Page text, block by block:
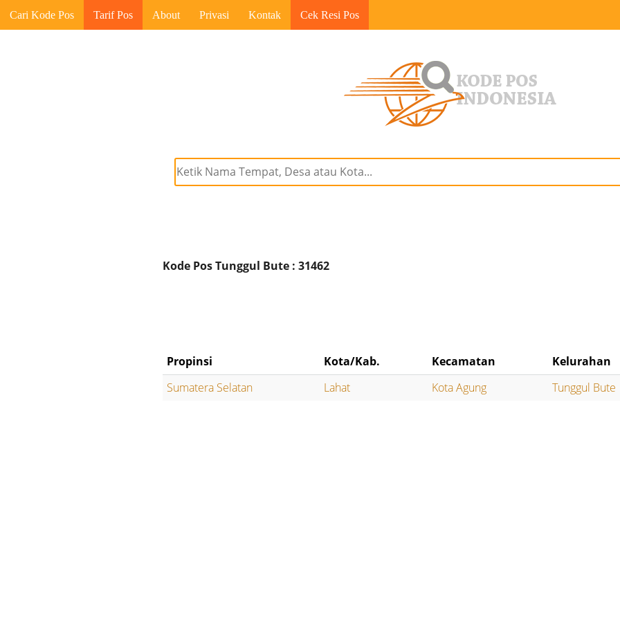
Cari Kode Pos Tarif Pos About Privasi Kontak Cek Resi Pos
Kode Pos Tunggul Bute : 31462
Propinsi Kota/Kab. Kecamatan
Kelurahan
Sumatera Selatan
Lahat Kota Agung Tunggul Bute